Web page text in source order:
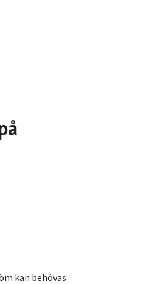
kan behövas